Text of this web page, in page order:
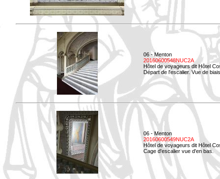
06 - Menton
20160600548NUC2A
Hôtel de voyageurs dit Hôtel
Départ de l'escalier. Vue de
06 - Menton
20160600549NUC2A
Hôtel de voyageurs dit Hôtel
Cage d'escalier vue d'en bas.